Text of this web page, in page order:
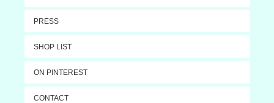
PRESS
SHOP LIST
ON PINTEREST
CONTACT